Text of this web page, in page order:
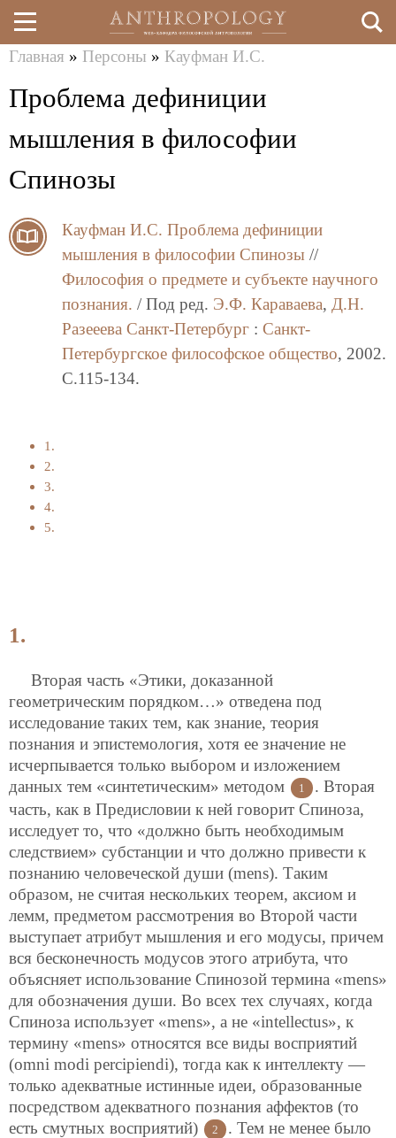
Перейти
к
основному
здесь
Главная » Персоны » Кауфман И.С.
Проблема дефиниции
мышления в философии
Спинозы
Кауфман И.С. Проблема дефиниции
мышления в философии Спинозы //
Философия о предмете и субъекте научного
познания. / Под ред. Э.Ф. Караваева, Д.Н.
Разееева Санкт-Петербург : Санкт-
Петербургское философское общество, 2002.
C.115-134.
1.
2.
3.
4.
5.
1.
Вторая часть «Этики, доказанной
геометрическим порядком…» отведена под
исследование таких тем, как знание, теория
познания и эпистемология, хотя ее значение не
исчерпывается только выбором и изложением
данных тем «синтетическим» методом
1
. Вторая
часть, как в Предисловии к ней говорит Спиноза,
исследует то, что «должно быть необходимым
следствием» субстанции и что должно привести к
познанию человеческой души (mens). Таким
образом, не считая нескольких теорем, аксиом и
лемм, предметом рассмотрения во Второй части
выступает атрибут мышления и его модусы, причем
вся бесконечность модусов этого атрибута, что
объясняет использование Спинозой термина «mens»
для обозначения души. Во всех тех случаях, когда
Спиноза использует «mens», а не «intellectus», к
термину «mens» относятся все виды восприятий
(omni modi percipiendi), тогда как к интеллекту —
только адекватные истинные идеи, образованные
посредством адекватного познания аффектов (то
есть смутных восприятий)
2
. Тем не менее было